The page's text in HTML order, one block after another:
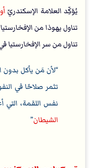
يُؤكِّد العلامة الإسكندريّ
تناول يهوذا من
تناول من سر الإفخارستيا
لأن مَن يأكل بدون
تثمر صلاحًا في
نفس اللقمة، التي
الشيطان